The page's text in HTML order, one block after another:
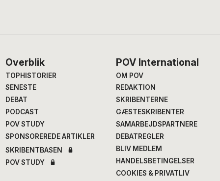
Footer
Overblik
TOPHISTORIER
SENESTE
DEBAT
PODCAST
POV STUDY
SPONSOREREDE ARTIKLER
SKRIBENTBASEN
POV STUDY
POV International
OM POV
REDAKTION
SKRIBENTERNE
GÆSTESKRIBENTER
SAMARBEJDSPARTNERE
DEBATREGLER
BLIV MEDLEM
HANDELSBETINGELSER
COOKIES & PRIVATLIV